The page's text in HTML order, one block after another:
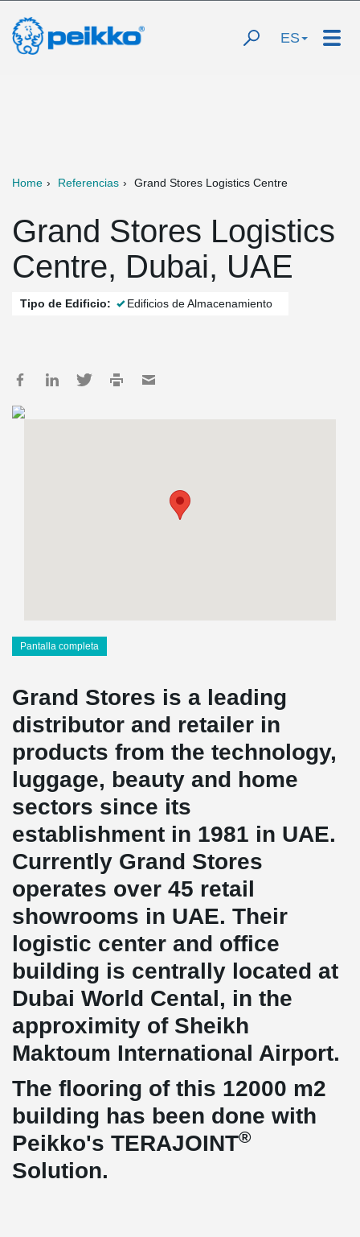
ES
Home Referencias Grand Stores Logistics Centre
Grand Stores Logistics
Centre, Dubai, UAE
Tipo de Edificio: Edificios de Almacenamiento
Pantalla completa
Grand Stores is a leading
distributor and retailer in
products from the technology,
luggage, beauty and home
sectors since its
establishment in 1981 in UAE.
Currently Grand Stores
operates over 45 retail
showrooms in UAE. Their
logistic center and office
building is centrally located at
Dubai World Cental, in the
approximity of Sheikh
Maktoum International Airport.
The flooring of this 12000 m2
building has been done with
Peikko's TERAJOINT®
Solution.